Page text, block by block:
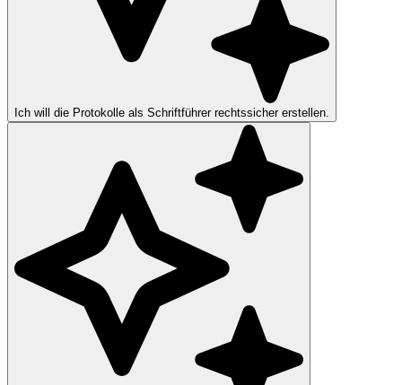
Ich will die Protokolle als Schriftführer rechtssicher erstellen.